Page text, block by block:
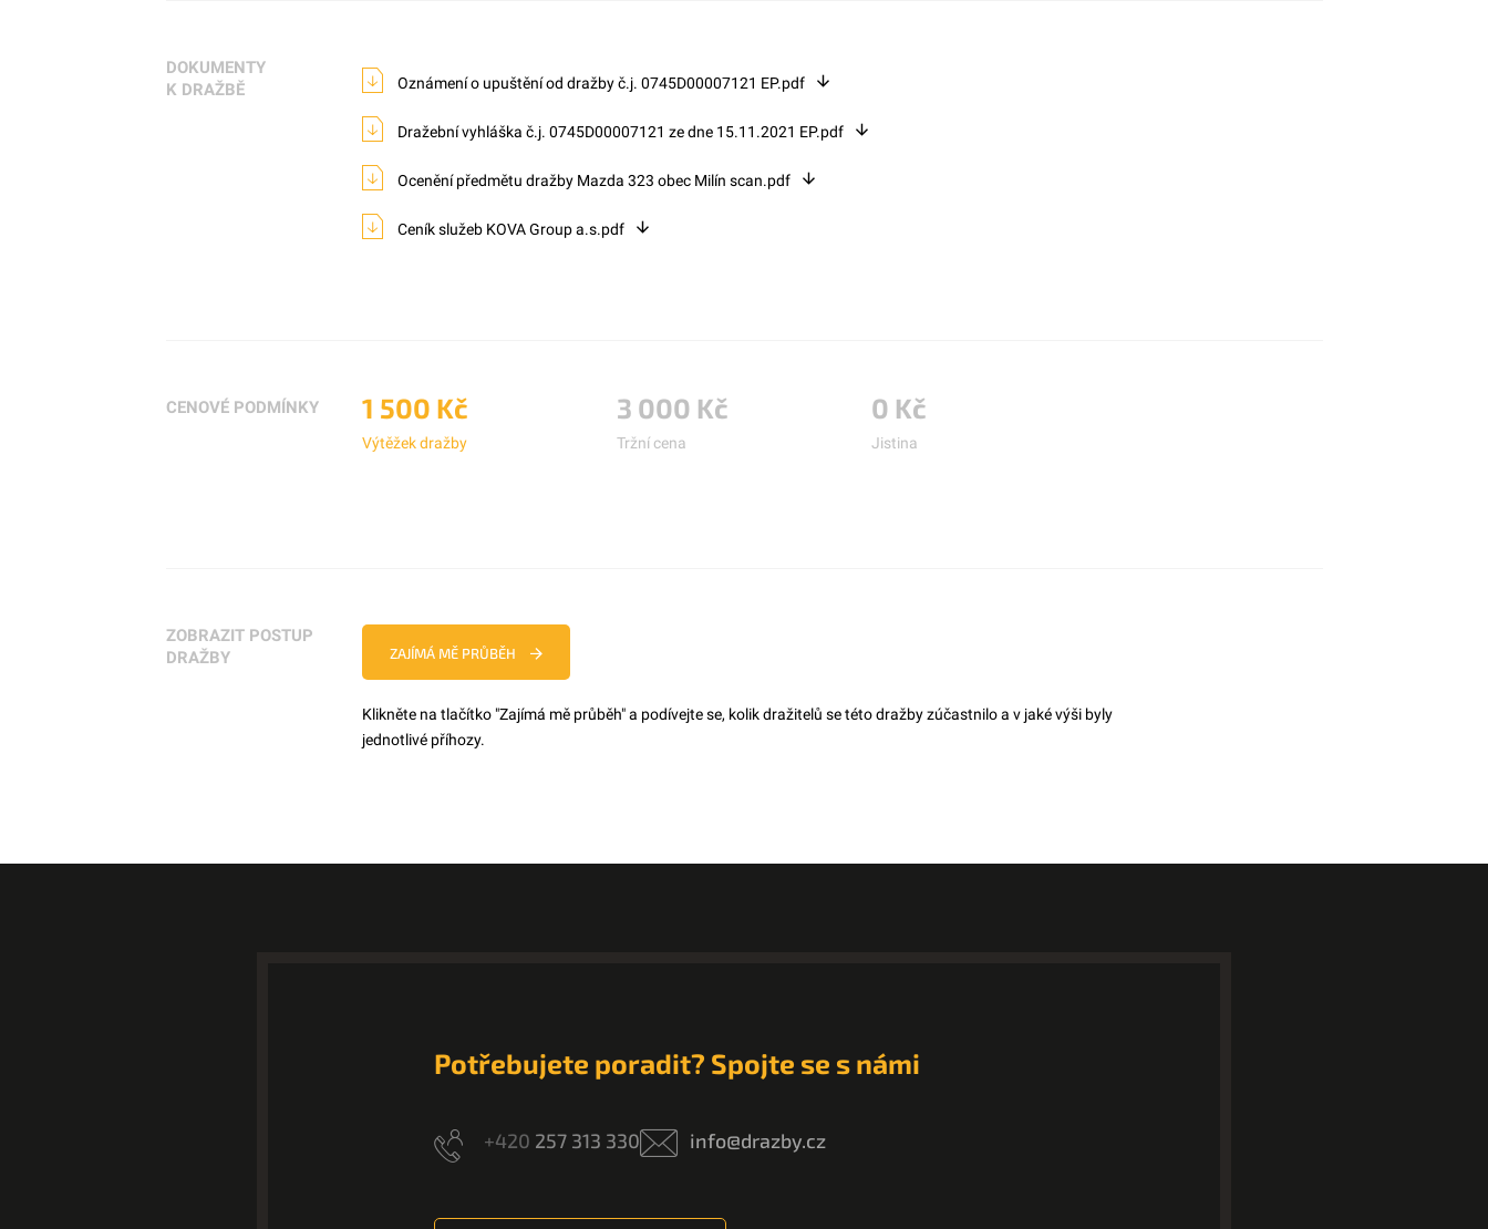
DOKUMENTY
K DRAŽBĚ
Oznámení o upuštění od dražby č.j. 0745D00007121 EP.pdf
Dražební vyhláška č.j. 0745D00007121 ze dne 15.11.2021 EP.pdf
Ocenění předmětu dražby Mazda 323 obec Milín scan.pdf
Ceník služeb KOVA Group a.s.pdf
CENOVÉ PODMÍNKY 1 500 Kč
Výtěžek dražby
3 000 Kč
Tržní cena
0 Kč
Jistina
ZOBRAZIT POSTUP
DRAŽBY
ZAJÍMÁ MĚ PRŮBĚH
Klikněte na tlačítko "Zajímá mě průběh" a podívejte se, kolik dražitelů se této dražby zúčastnilo a v jaké výši byly
jednotlivé příhozy.
Potřebujete poradit? Spojte se s námi
+420 257 313 330 info@drazby.cz